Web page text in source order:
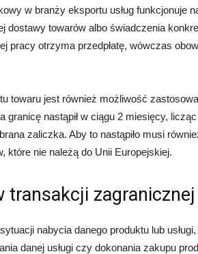
w branży eksportu usług funkcjonuje
dostawy towarów albo świadczenia
pracy otrzyma przedpłatę, wówczas
towaru jest również możliwość
granicę nastąpił w ciągu 2 miesięcy,
zaliczka. Aby to nastąpiło musi
które nie należą do Unii Europejskiej.
transakcji
nabycia danego produktu lub
danej usługi czy dokonania zakupu